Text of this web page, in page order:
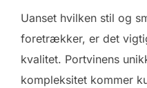
Uanset hvilken stil og
foretrækker, er det
kvalitet. Portvinens
kompleksitet kommer